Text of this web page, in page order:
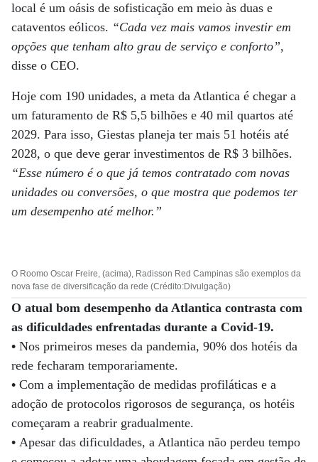
local é um oásis de sofisticação em meio às duas e
cataventos eólicos. “Cada vez mais vamos investir em
opções que tenham alto grau de serviço e conforto”,
disse o CEO.
Hoje com 190 unidades, a meta da Atlantica é chegar a
um faturamento de R$ 5,5 bilhões e 40 mil quartos até
2029. Para isso, Giestas planeja ter mais 51 hotéis até
2028, o que deve gerar investimentos de R$ 3 bilhões.
“Esse número é o que já temos contratado com novas
unidades ou conversões, o que mostra que podemos ter
um desempenho até melhor.”
O Roomo Oscar Freire, (acima), Radisson Red Campinas são exemplos da
nova fase de diversificação da rede (Crédito:Divulgação)
O atual bom desempenho da Atlantica contrasta com
as dificuldades enfrentadas durante a Covid-19.
• Nos primeiros meses da pandemia, 90% dos hotéis da
rede fecharam temporariamente.
• Com a implementação de medidas profiláticas e a
adoção de protocolos rigorosos de segurança, os hotéis
começaram a reabrir gradualmente.
• Apesar das dificuldades, a Atlantica não perdeu tempo